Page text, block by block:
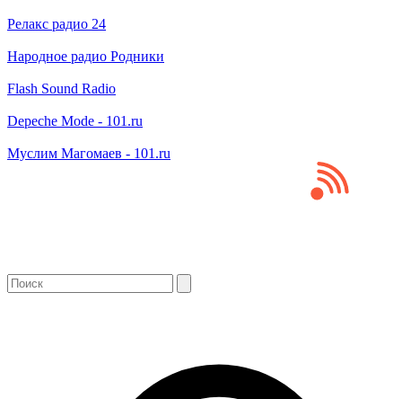
Релакс радио 24
Народное радио Родники
Flash Sound Radio
Depeche Mode - 101.ru
Муслим Магомаев - 101.ru